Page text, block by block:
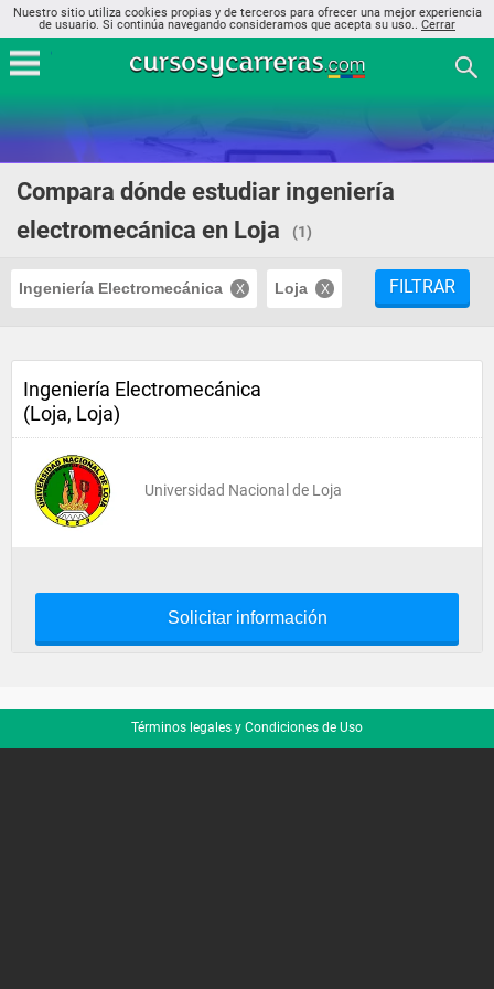
Nuestro sitio utiliza cookies propias y de terceros para ofrecer una mejor experiencia
de usuario. Si continúa navegando consideramos que acepta su uso.. Cerrar
Compara dónde estudiar ingeniería
electromecánica en Loja
(1)
Ingeniería Electromecánica Loja FILTRAR
Ingeniería Electromecánica
(Loja, Loja)
Universidad Nacional de Loja
Solicitar información
Términos legales y Condiciones de Uso